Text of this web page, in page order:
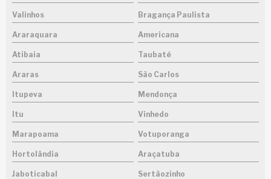
Valinhos Bragança Paulista
Araraquara Americana
Atibaia Taubaté
Araras São Carlos
Itupeva Mendonça
Itu Vinhedo
Marapoama Votuporanga
Hortolândia Araçatuba
Jaboticabal Sertãozinho